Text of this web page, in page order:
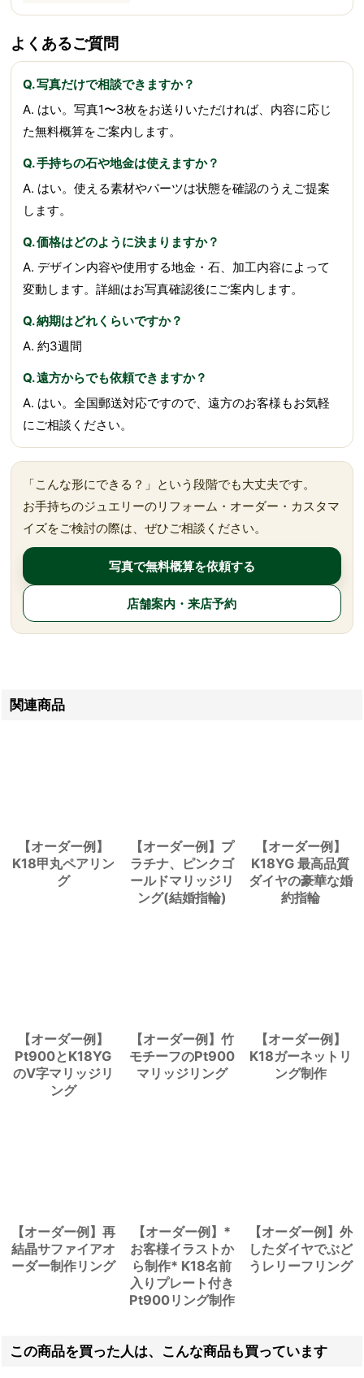
よくあるご質問
Q. 写真だけで相談できますか？
A. はい。写真1〜3枚をお送りいただければ、内容に応じ
た無料概算をご案内します。
Q. 手持ちの石や地金は使えますか？
A. はい。使える素材やパーツは状態を確認のうえご提案
します。
Q. 価格はどのように決まりますか？
A. デザイン内容や使用する地金・石、加工内容によって
変動します。詳細はお写真確認後にご案内します。
Q. 納期はどれくらいですか？
A. 約3週間
Q. 遠方からでも依頼できますか？
A. はい。全国郵送対応ですので、遠方のお客様もお気軽
にご相談ください。
「こんな形にできる？」という段階でも大丈夫です。
お手持ちのジュエリーのリフォーム・オーダー・カスタマ
イズをご検討の際は、ぜひご相談ください。
写真で無料概算を依頼する
店舗案内・来店予約
関連商品
【オーダー例】
K18甲丸ペアリン
グ
【オーダー例】プ
ラチナ、ピンクゴ
ールドマリッジリ
ング(結婚指輪)
【オーダー例】
K18YG 最高品質
ダイヤの豪華な婚
約指輪
【オーダー例】
Pt900とK18YG
のV字マリッジリ
ング
【オーダー例】竹
モチーフのPt900
マリッジリング
【オーダー例】
K18ガーネットリ
ング制作
【オーダー例】再
結晶サファイアオ
ーダー制作リング
【オーダー例】*
お客様イラストか
ら制作* K18名前
入りプレート付き
Pt900リング制作
【オーダー例】外
したダイヤでぶど
うレリーフリング
この商品を買った人は、こんな商品も買っています